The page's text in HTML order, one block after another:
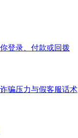
登录、付款或回拨
骗压力与假客服话术